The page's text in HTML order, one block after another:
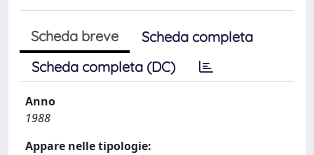
Scheda breve
Scheda completa
Scheda completa (DC)
Anno
1988
Appare nelle tipologie: